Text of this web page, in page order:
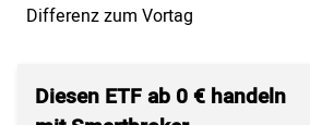
Differenz zum Vortag
Diesen ETF ab 0 € handeln